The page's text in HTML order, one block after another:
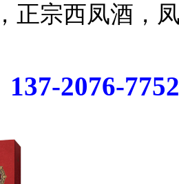
正宗西凤酒
2076-7752